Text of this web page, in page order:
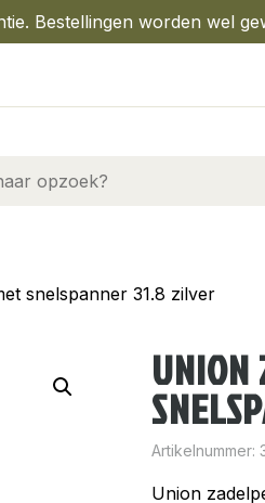
Bestellingen worden wel
snelspanner 31.8 zilver
UNION
Artikelnummer:
Union